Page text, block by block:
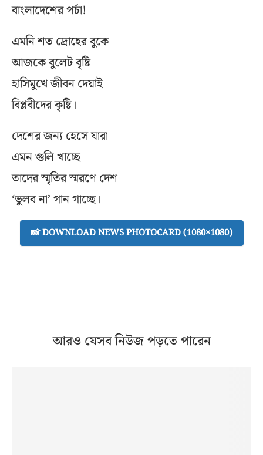
বাংলাদেশের পর্চা!
এমনি শত দ্রোহের বুকে
আজকে বুলেট বৃষ্টি
হাসিমুখে জীবন দেয়াই
বিপ্লবীদের কৃষ্টি।
দেশের জন্য হেসে যারা
এমন গুলি খাচ্ছে
তাদের স্মৃতির স্মরণে দেশ
‘ভুলব না’ গান গাচ্ছে।
📸 DOWNLOAD NEWS PHOTOCARD (1080×1080)
আরও যেসব নিউজ পড়তে পারেন